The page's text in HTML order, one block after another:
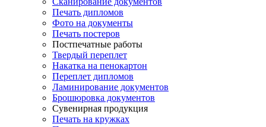
Печать дипломов
Фото на документы
Печать постеров
Постпечатные работы
Твердый переплет
Накатка на пенокартон
Переплет дипломов
Ламинирование документов
Брошюровка документов
Сувенирная продукция
Печать на кружках